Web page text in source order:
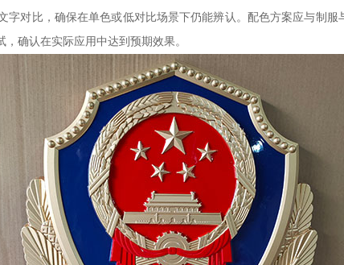
对比，确保在单色或低对比场景下仍能辨认。配色方案应与制
确认在实际应用中达到预期效果。